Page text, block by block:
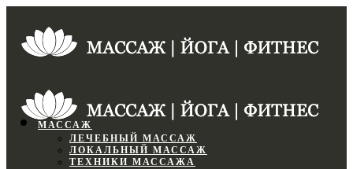
МАССАЖ
ЛЕЧЕБНЫЙ МАССАЖ
ЛОКАЛЬНЫЙ МАССАЖ
ТЕХНИКИ МАССАЖА